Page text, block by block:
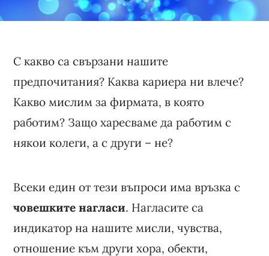
С какво са свързани нашите
предпочитания? Каква кариера ни влече?
Какво мислим за фирмата, в която
работим? Защо харесваме да работим с
някои колеги, а с други – не?
Всеки един от тези въпроси има връзка с
човешките нагласи. Нагласите са
индикатор на нашите мисли, чувства,
отношение към други хора, обекти,